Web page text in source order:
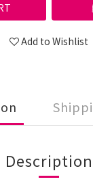
Add to Wishlist
Description